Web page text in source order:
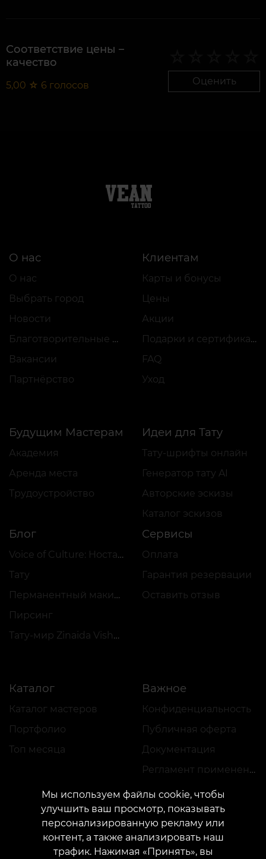
Соответствие цены –
качество
5,00 ☆ 6 голосов Оценить
О нас
О нас
Выбрать город
Новости
Благотворительные проекты
Вакансии
Партнёрство
Клиентам
Карты и бонусы
Цены
Акции
Подарки и сертификаты
FAQ
Уход
Будущим Мастерам
Академия
Аренда места
Трудоустройство
Идеи для Тату
Тату-шрифты онлайн
Генератор тату AI
Авторские эскизы
Каталог эскизов
Блог
Voice of Culture: Ностальгия по 2000-м
Тату
Перманентный макияж
Пирсинг
Тату-мир Zinaida Vishenka
Сервисы
Оплата
Гарантия резервации
Оставить отзыв
Каталог
Каталог мастеров
Портфолио
Топ месяца
Важное
Конфиденциальность
Публичная оферта
Документация
Регламент применения акций
КОНТАКТЫ
Мы используем файлы cookie, чтобы
улучшить ваш просмотр, показывать
персонализированную рекламу или
контент, а также анализировать наш
трафик. Нажимая «Принять», вы